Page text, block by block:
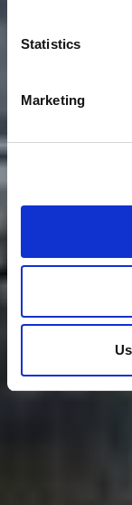
Statistics
Marketing